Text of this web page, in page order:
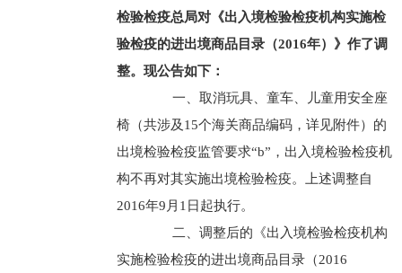
检验检疫总局对《出入境检验检疫机构实施检
验检疫的进出境商品目录（2016年）》作了调
整。现公告如下：
一、取消玩具、童车、儿童用安全座
椅（共涉及15个海关商品编码，详见附件）的
出境检验检疫监管要求“b”，出入境检验检疫机
构不再对其实施出境检验检疫。上述调整自
2016年9月1日起执行。
二、调整后的《出入境检验检疫机构
实施检验检疫的进出境商品目录（2016